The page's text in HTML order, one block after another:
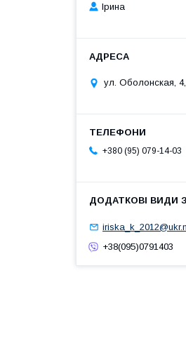
Ірина
ул. Оболонская, 4,
+380 (95) 079-14-03
+38(095)0791403